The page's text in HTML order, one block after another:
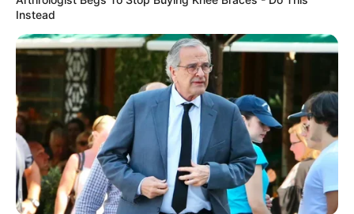
της φίλους μέσα από τον λογαριασμό της στο
Instagram.
Πιο συγκεκριμένα, η σχεδιάστρια μόδας έγραψε:
«Πριν από 15 χρόνια σαν σήμερα, πήγαινα σε ένα
μέρος για να με βοηθήσουν να νικήσω τον εθισμό
μου στο αλκοόλ. Ήμουν διαλυμένη,
στενοχωρημένη και φοβόμουν. Σήμερα,